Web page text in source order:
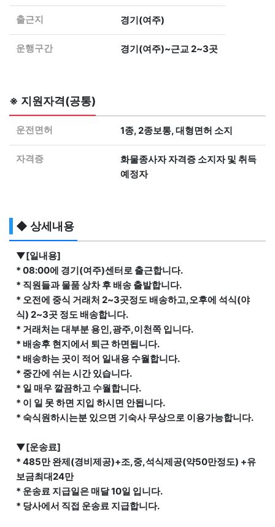
출근지 경기(여주)
운행구간 경기(여주)~근교 2~3곳
※ 지원자격(공통)
운전면허 1종, 2종보통, 대형면허 소지
자격증
화물종사자 자격증 소지자 및 취득
예정자
◆ 상세내용
▼[일내용]
* 08:00에 경기(여주)센터로 출근합니다.
* 직원들과 물품 상차 후 배송 출발합니다.
* 오전에 중식 거래처 2~3곳정도 배송하고,오후에 석식(야
식) 2~3곳 정도 배송합니다.
* 거래처는 대부분 용인,광주,이천쪽 입니다.
* 배송후 현지에서 퇴근 하면됩니다.
* 배송하는 곳이 적어 일내용 수월합니다.
* 중간에 쉬는 시간 있습니다.
* 일 매우 깔끔하고 수월합니다.
* 이 일 못 하면 지입 하시면 안됩니다.
* 숙식원하시는분 있으면 기숙사 무상으로 이용가능합니다.
▼[운송료]
* 485만 완제(경비제공)+조,중,석식제공(약50만정도) +유
보금최대24만
* 운송료 지급일은 매달 10일 입니다.
* 당사에서 직접 운송료 지급합니다.